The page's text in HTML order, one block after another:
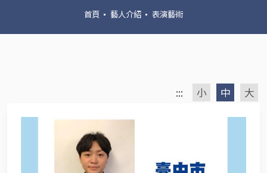
首頁 藝人介紹 表演藝術
::: 小 中 大